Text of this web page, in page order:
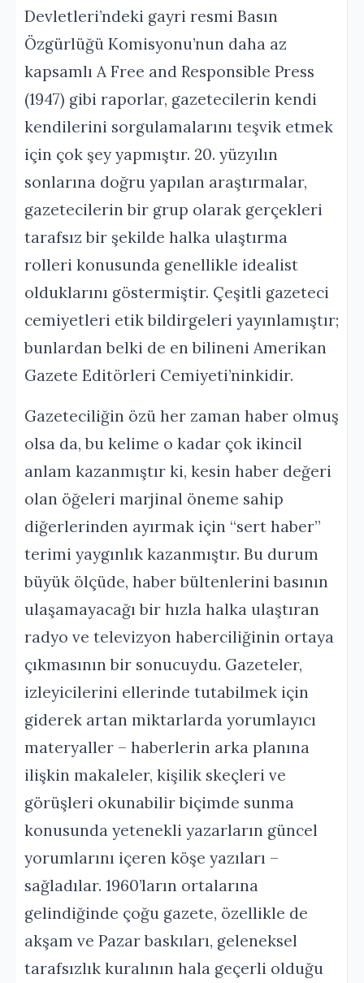
Devletleri’ndeki gayri resmi Basın
Özgürlüğü Komisyonu’nun daha az
kapsamlı A Free and Responsible Press
(1947) gibi raporlar, gazetecilerin kendi
kendilerini sorgulamalarını teşvik etmek
için çok şey yapmıştır. 20. yüzyılın
sonlarına doğru yapılan araştırmalar,
gazetecilerin bir grup olarak gerçekleri
tarafsız bir şekilde halka ulaştırma
rolleri konusunda genellikle idealist
olduklarını göstermiştir. Çeşitli gazeteci
cemiyetleri etik bildirgeleri yayınlamıştır;
bunlardan belki de en bilineni Amerikan
Gazete Editörleri Cemiyeti’ninkidir.
Gazeteciliğin özü her zaman haber olmuş
olsa da, bu kelime o kadar çok ikincil
anlam kazanmıştır ki, kesin haber değeri
olan öğeleri marjinal öneme sahip
diğerlerinden ayırmak için “sert haber”
terimi yaygınlık kazanmıştır. Bu durum
büyük ölçüde, haber bültenlerini basının
ulaşamayacağı bir hızla halka ulaştıran
radyo ve televizyon haberciliğinin ortaya
çıkmasının bir sonucuydu. Gazeteler,
izleyicilerini ellerinde tutabilmek için
giderek artan miktarlarda yorumlayıcı
materyaller – haberlerin arka planına
ilişkin makaleler, kişilik skeçleri ve
görüşleri okunabilir biçimde sunma
konusunda yetenekli yazarların güncel
yorumlarını içeren köşe yazıları –
sağladılar. 1960’ların ortalarına
gelindiğinde çoğu gazete, özellikle de
akşam ve Pazar baskıları, geleneksel
tarafsızlık kuralının hala geçerli olduğu